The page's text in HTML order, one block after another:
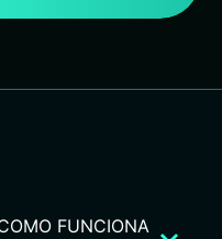
FUNCIONA